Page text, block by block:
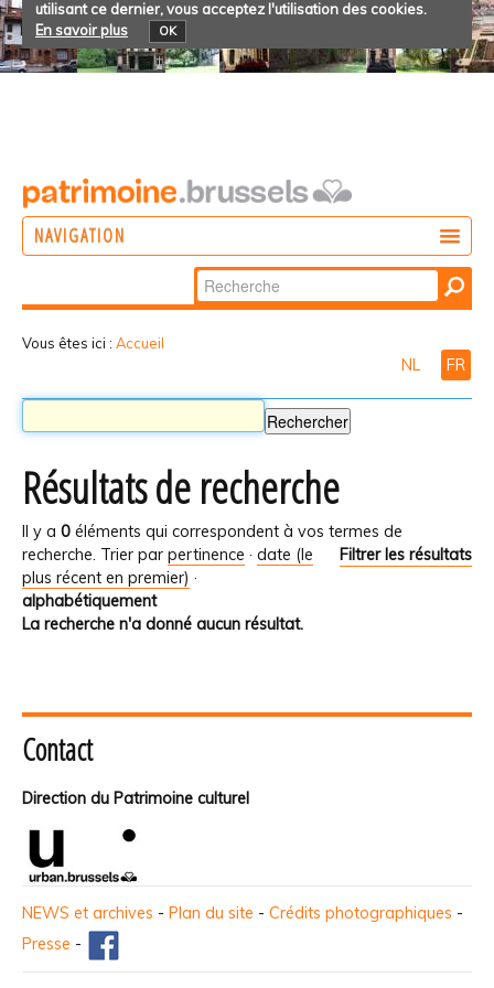
utilisant ce dernier, vous acceptez l'utilisation des cookies.
En savoir plus
OK
NAVIGATION
Chercher par
Recherche
Vous êtes ici : Accueil
NL FR
Résultats de recherche
Il y a 0 éléments qui correspondent à vos termes de
recherche.
Filtrer les résultats
Trier par pertinence · date (le
plus récent en premier) ·
alphabétiquement
La recherche n'a donné aucun résultat.
Contact
Direction du Patrimoine culturel
NEWS et archives - Plan du site - Crédits photographiques -
Presse -